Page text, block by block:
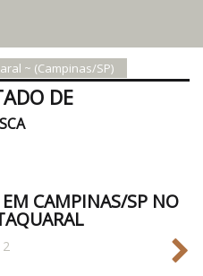
~ (Campinas/SP)
DE
CAMPINAS/SP NO
2